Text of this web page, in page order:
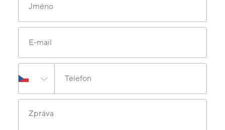
Jméno
E-mail
Telefon
Zpráva